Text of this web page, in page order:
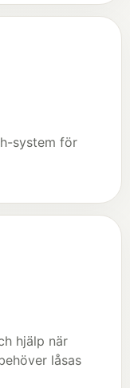
system för
hjälp när
låsas